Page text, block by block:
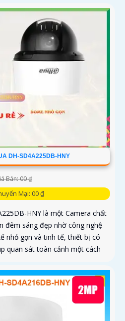
DH-SD4A225DB-HNY
Bán: 00 ₫
Mại: 00 ₫
HNY là một Camera chất
đêm sáng đẹp nhờ công nghệ
nhỏ gọn và tinh tế, thiết bị có
quan sát toàn cảnh một cách